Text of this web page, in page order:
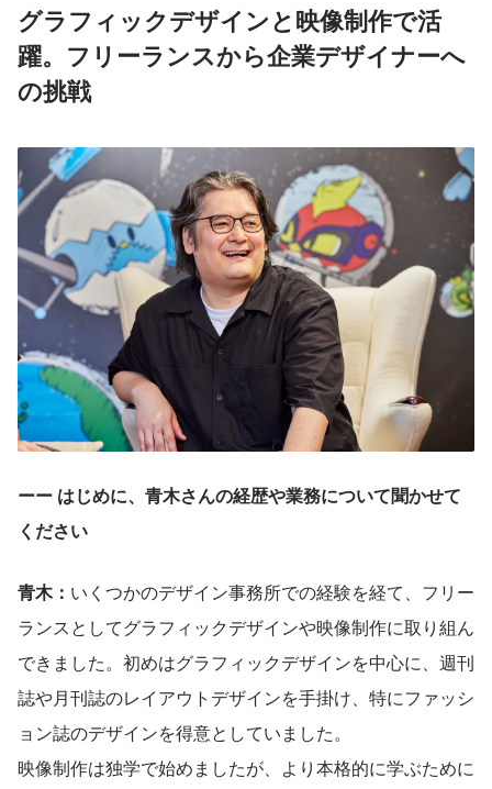
グラフィックデザインと映像制作で活
躍。フリーランスから企業デザイナーへ
の挑戦
ーー はじめに、青木さんの経歴や業務について聞かせて
ください
青木： いくつかのデザイン事務所での経験を経て、フリー
ランスとしてグラフィックデザインや映像制作に取り組ん
できました。初めはグラフィックデザインを中心に、週刊
誌や月刊誌のレイアウトデザインを手掛け、特にファッシ
ョン誌のデザインを得意としていました。
映像制作は独学で始めましたが、より本格的に学ぶために